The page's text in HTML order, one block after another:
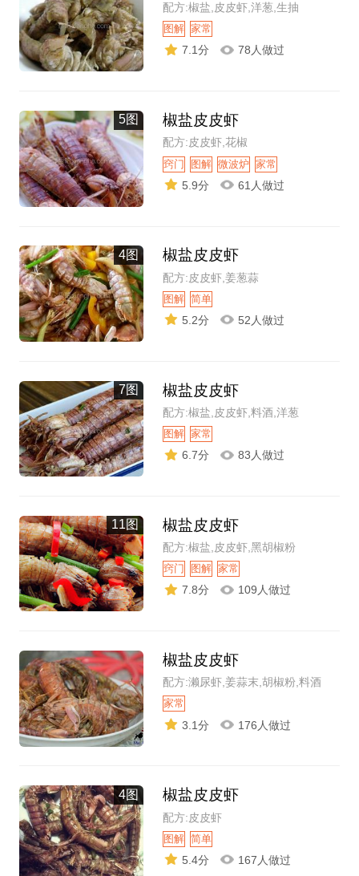
配方:椒盐,皮皮虾,洋葱,生抽
图解 家常
7.1分 78人做过
5图 椒盐皮皮虾
配方:皮皮虾,花椒
窍门 图解 微波炉 家常
5.9分 61人做过
4图 椒盐皮皮虾
配方:皮皮虾,姜葱蒜
图解 简单
5.2分 52人做过
7图 椒盐皮皮虾
配方:椒盐,皮皮虾,料酒,洋葱
图解 家常
6.7分 83人做过
11图 椒盐皮皮虾
配方:椒盐,皮皮虾,黑胡椒粉
窍门 图解 家常
7.8分 109人做过
椒盐皮皮虾
配方:濑尿虾,姜蒜末,胡椒粉,料酒
家常
3.1分 176人做过
4图 椒盐皮皮虾
配方:皮皮虾
图解 简单
5.4分 167人做过